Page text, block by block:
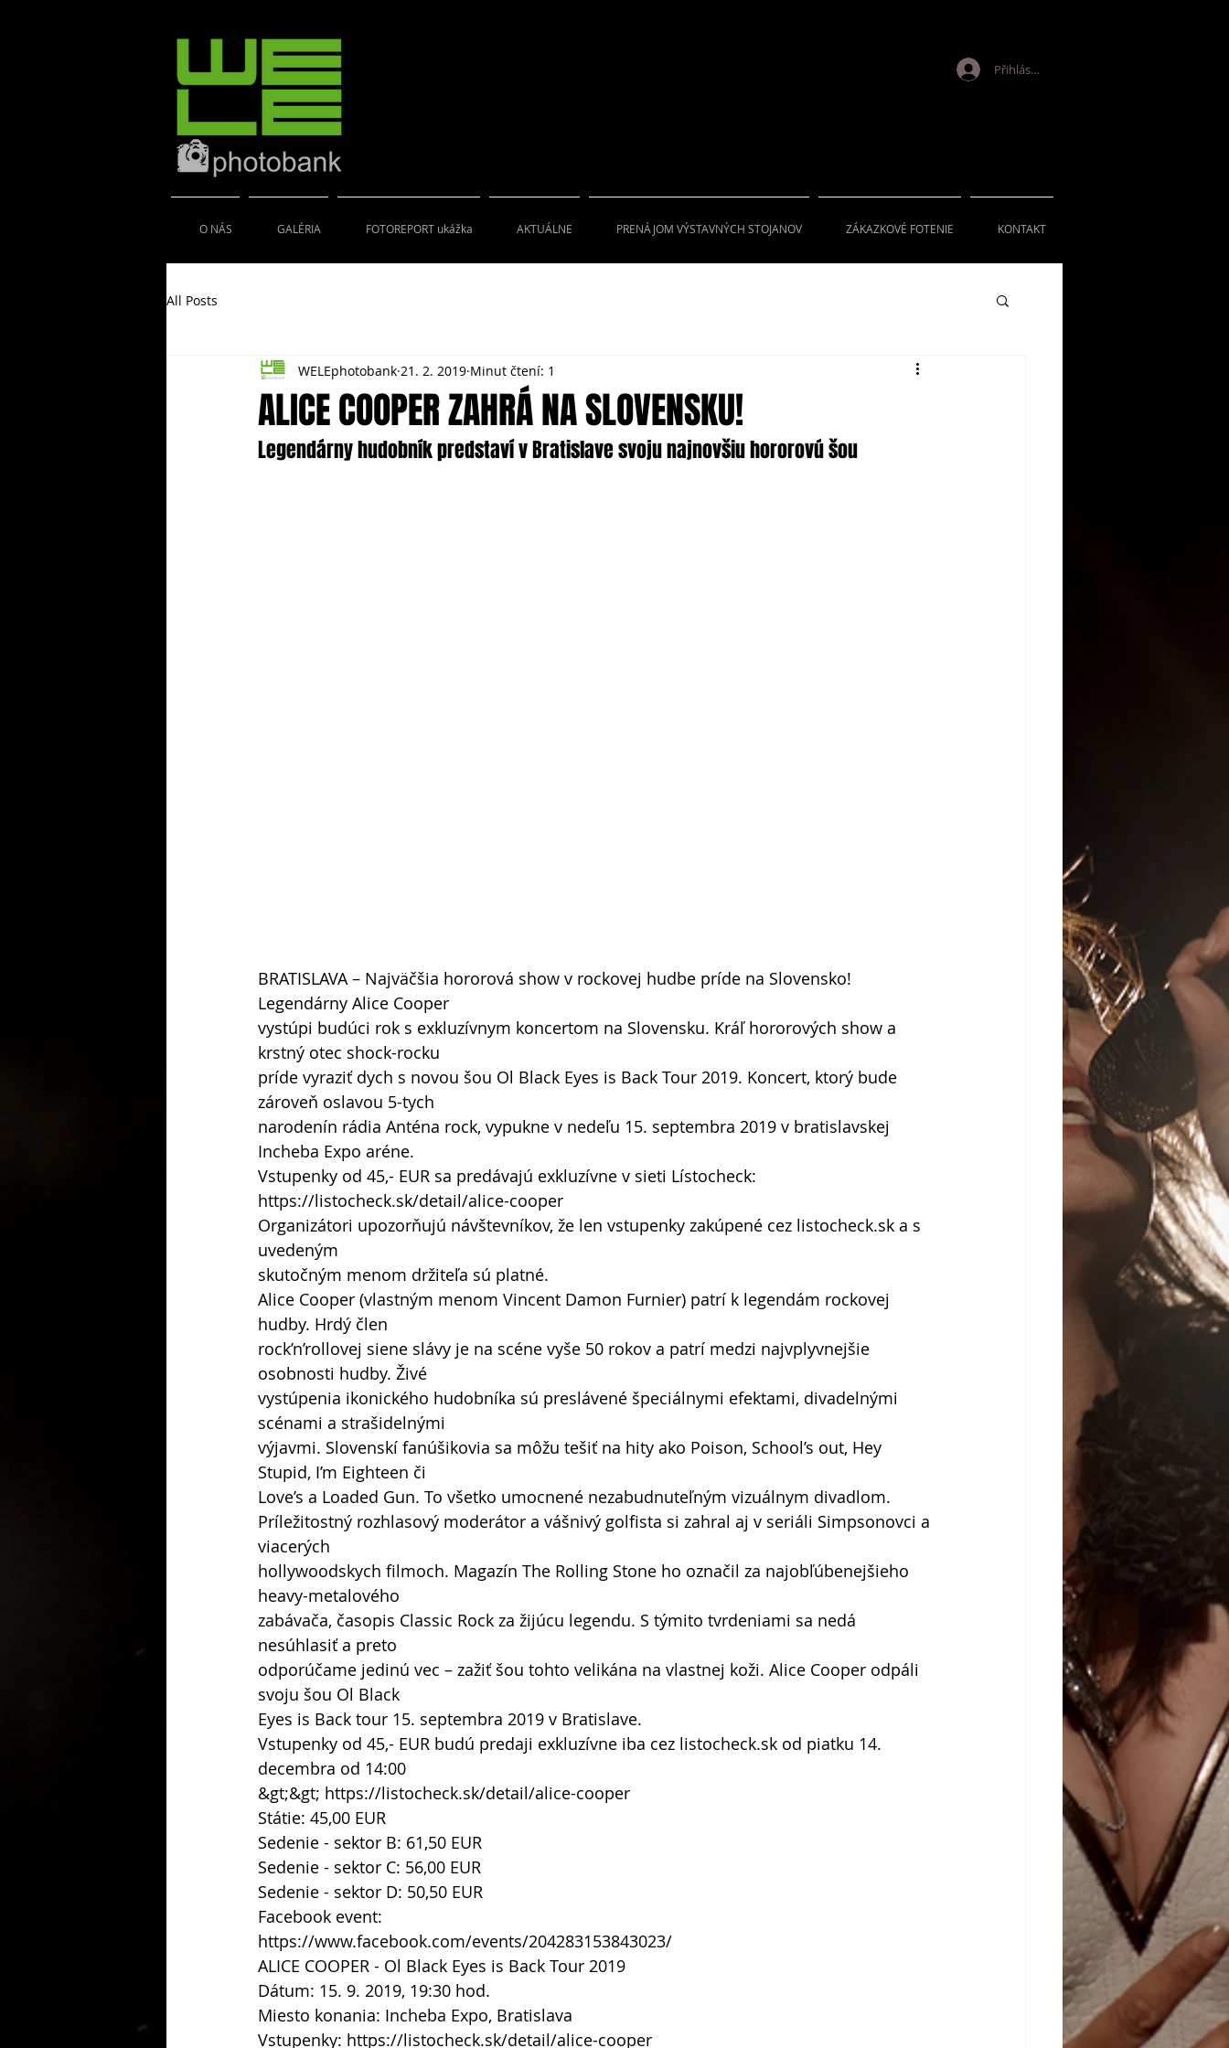
O NÁS GALÉRIA FOTOREPORT ukážka AKTUÁLNE PRENÁJOM VÝSTAVNÝCH STOJANOV ZÁKAZKOVÉ FOTENIE KONTAKT
Přihlásit se
All Posts
ALICE COOPER ZAHRÁ NA SLOVENSKU!
WELEphotobank 21. 2. 2019 Minut čtení: 1
Legendárny hudobník predstaví v Bratislave svoju najnovšiu hororovú šou
BRATISLAVA – Najväčšia hororová show v rockovej hudbe príde na Slovensko!
Legendárny Alice Cooper
vystúpi budúci rok s exkluzívnym koncertom na Slovensku. Kráľ hororových show a
krstný otec shock-rocku
príde vyraziť dych s novou šou Ol Black Eyes is Back Tour 2019. Koncert, ktorý bude
zároveň oslavou 5-tych
narodenín rádia Anténa rock, vypukne v nedeľu 15. septembra 2019 v bratislavskej
Incheba Expo aréne.
Vstupenky od 45,- EUR sa predávajú exkluzívne v sieti Lístocheck:
https://listocheck.sk/detail/alice-cooper
Organizátori upozorňujú návštevníkov, že len vstupenky zakúpené cez listocheck.sk a s
uvedeným
skutočným menom držiteľa sú platné.
Alice Cooper (vlastným menom Vincent Damon Furnier) patrí k legendám rockovej
hudby. Hrdý člen
rock’n’rollovej siene slávy je na scéne vyše 50 rokov a patrí medzi najvplyvnejšie
osobnosti hudby. Živé
vystúpenia ikonického hudobníka sú preslávené špeciálnymi efektami, divadelnými
scénami a strašidelnými
výjavmi. Slovenskí fanúšikovia sa môžu tešiť na hity ako Poison, School’s out, Hey
Stupid, I’m Eighteen či
Love’s a Loaded Gun. To všetko umocnené nezabudnuteľným vizuálnym divadlom.
Príležitostný rozhlasový moderátor a vášnivý golfista si zahral aj v seriáli Simpsonovci a
viacerých
hollywoodskych filmoch. Magazín The Rolling Stone ho označil za najobľúbenejšieho
heavy-metalového
zabávača, časopis Classic Rock za žijúcu legendu. S týmito tvrdeniami sa nedá
nesúhlasiť a preto
odporúčame jedinú vec – zažiť šou tohto velikána na vlastnej koži. Alice Cooper odpáli
svoju šou Ol Black
Eyes is Back tour 15. septembra 2019 v Bratislave.
Vstupenky od 45,- EUR budú predaji exkluzívne iba cez listocheck.sk od piatku 14.
decembra od 14:00
&gt;&gt; https://listocheck.sk/detail/alice-cooper
Státie: 45,00 EUR
Sedenie - sektor B: 61,50 EUR
Sedenie - sektor C: 56,00 EUR
Sedenie - sektor D: 50,50 EUR
Facebook event:
https://www.facebook.com/events/204283153843023/
ALICE COOPER - Ol Black Eyes is Back Tour 2019
Dátum: 15. 9. 2019, 19:30 hod.
Miesto konania: Incheba Expo, Bratislava
Vstupenky: https://listocheck.sk/detail/alice-cooper